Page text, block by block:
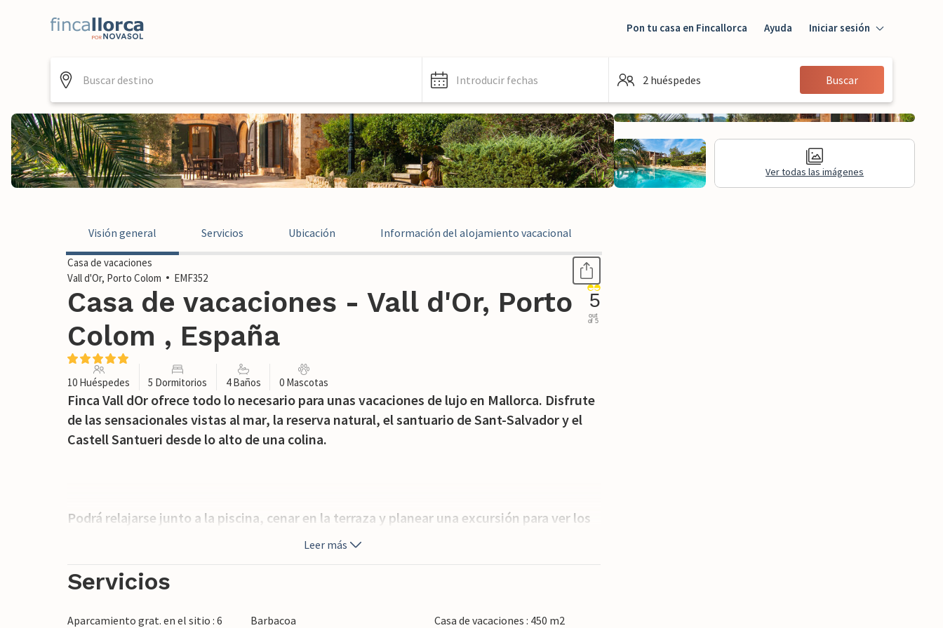
Pon tu casa en Fincallorca Ayuda Iniciar sesión
Iniciar sesión
Huésped
Introducir fechas 2 huéspedes Buscar
Ver todas las imágenes
Visión general Servicios Ubicación Información del alojamiento vacacional
Casa de vacaciones
Vall d'Or, Porto Colom
EMF352
Casa de vacaciones - Vall d'Or, Porto
Colom , España
5
out
of 5
10 Huéspedes 5 Dormitorios 4 Baños 0 Mascotas
Finca Vall dOr ofrece todo lo necesario para unas vacaciones de lujo en Mallorca. Disfrute
de las sensacionales vistas al mar, la reserva natural, el santuario de Sant-Salvador y el
Castell Santueri desde lo alto de una colina.
Podrá relajarse junto a la piscina, cenar en la terraza y planear una excursión para ver los
lugares de interés si desea cambiar de aires. La villa tiene un diseño inteligente y
barbacoa. A medida que explore la propiedad, descubrirá numerosos lugares relajantes
Leer más
Servicios
Aparcamiento grat. en el sitio : 6
Barbacoa Casa de vacaciones : 450 m2